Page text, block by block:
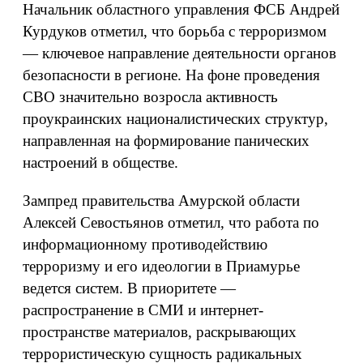
Начальник областного управления ФСБ Андрей
Курдуков отметил, что борьба с терроризмом
— ключевое направление деятельности органов
безопасности в регионе. На фоне проведения
СВО значительно возросла активность
проукраинских националистических структур,
направленная на формирование панических
настроений в обществе.
Зампред правительства Амурской области
Алексей Севостьянов отметил, что работа по
информационному противодействию
терроризму и его идеологии в Приамурье
ведется систем. В приоритете —
распространение в СМИ и интернет-
пространстве материалов, раскрывающих
террористическую сущность радикальных